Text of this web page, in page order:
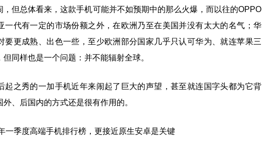
，但总体看来，这款手机可能并不如预期中的那么火爆，而以往的OPPO
一代有一定的市场份额之外，在欧洲乃至在美国并没有太大的名气；华
要更成熟、出色一些，至少欧洲部分国家几乎只认可华为、就连苹果三
同样也是一个问题：并不能辐射全球。
起之秀的一加手机近年来闹起了巨大的声望，甚至就连国字头都为它背
、后国内的方式还是很有作用的。